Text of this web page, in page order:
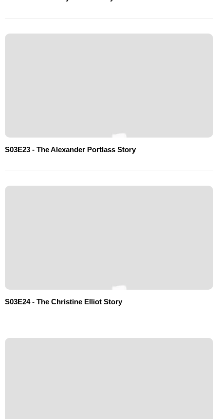
S03E23 - The Alexander Portlass Story
S03E24 - The Christine Elliot Story